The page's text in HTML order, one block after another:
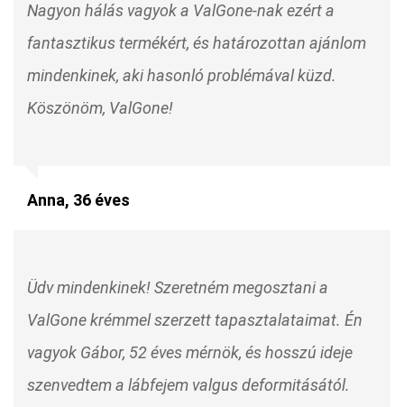
Nagyon hálás vagyok a ValGone-nak ezért a
fantasztikus termékért, és határozottan ajánlom
mindenkinek, aki hasonló problémával küzd.
Köszönöm, ValGone!
Anna, 36 éves
Üdv mindenkinek! Szeretném megosztani a
ValGone krémmel szerzett tapasztalataimat. Én
vagyok Gábor, 52 éves mérnök, és hosszú ideje
szenvedtem a lábfejem valgus deformitásától.